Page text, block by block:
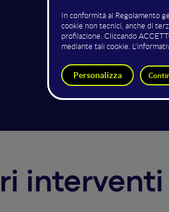
Gli agenti intelligenti
risultati? Più
che permette ai
concentrano sulla
cambiano le aziende e
interventi